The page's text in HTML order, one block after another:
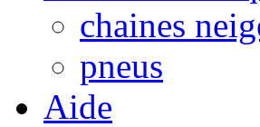
chaines
pneus
Aide